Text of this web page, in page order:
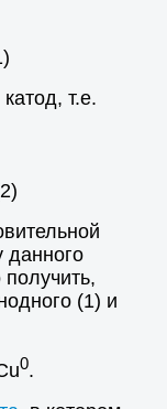
т.е.
данного
(1) и
0.